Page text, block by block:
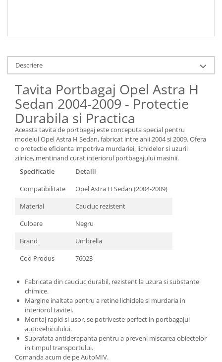
Descriere
Tavita Portbagaj Opel Astra H
Sedan 2004-2009 - Protectie
Durabila si Practica
Aceasta tavita de portbagaj este conceputa special pentru
modelul Opel Astra H Sedan, fabricat intre anii 2004 si 2009. Ofera
o protectie eficienta impotriva murdariei, lichidelor si uzurii
zilnice, mentinand curat interiorul portbagajului masinii.
Specificatie
Detalii
Compatibilitate
Opel Astra H Sedan (2004-2009)
Material
Cauciuc rezistent
Culoare
Negru
Brand
Umbrella
Cod Produs
76023
Fabricata din cauciuc durabil, rezistent la uzura si substante
chimice.
Margine inaltata pentru a retine lichidele si murdaria in
interiorul tavitei.
Montaj rapid si usor, se potriveste perfect in portbagajul
autovehiculului.
Suprafata antiderapanta pentru a preveni miscarea obiectelor
in timpul transportului.
Comanda acum de pe AutoMIV.